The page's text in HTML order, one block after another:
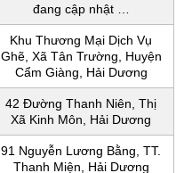
đang cập nhật …
Khu Thương Mại Dịch Vụ
Ghẽ, Xã Tân Trường, Huyện
Cẩm Giàng, Hải Dương
42 Đường Thanh Niên, Thị
Xã Kinh Môn, Hải Dương
91 Nguyễn Lương Bằng, TT.
Thanh Miện, Hải Dương